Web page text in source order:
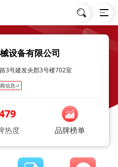
设备有限公司
3号建发央郡3号楼702室
信息->
热度 品牌榜单